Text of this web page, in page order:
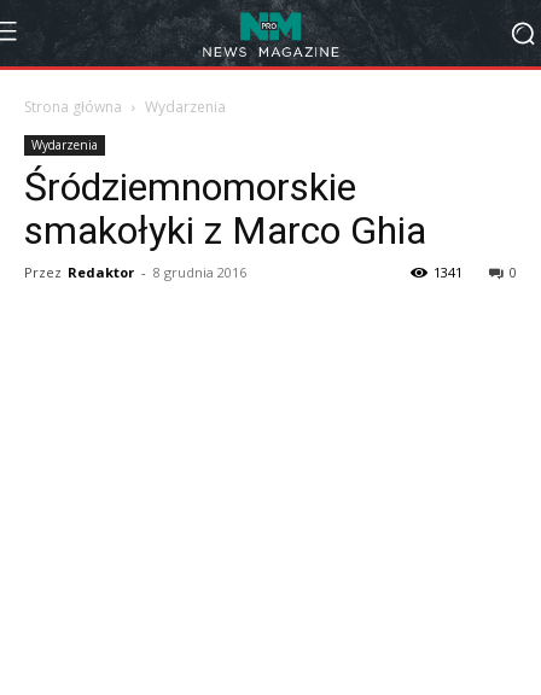
Strona główna Wydarzenia
Wydarzenia
Śródziemnomorskie
smakołyki z Marco Ghia
Przez Redaktor - 8 grudnia 2016 0
1341